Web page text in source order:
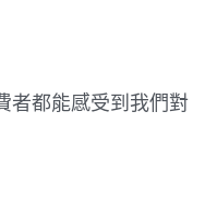
者都能感受到我們對